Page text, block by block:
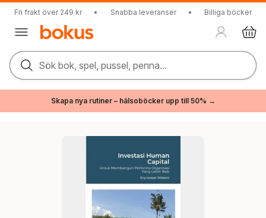
Fri frakt över 249 kr • Snabba leveranser • Billiga böcker
Sök bok, spel, pussel, penna...
Skapa nya rutiner – hälsoböcker upp till 50% →